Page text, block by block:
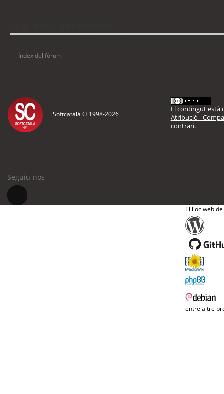
Índex del fòrum
Softcatalà © 1998-2026
El contingut està
Atribució -
contrari.
Seguiu-nos
El lloc web
entre altre